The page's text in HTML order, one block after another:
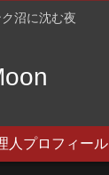
沼に沈む夜
人プロフィール